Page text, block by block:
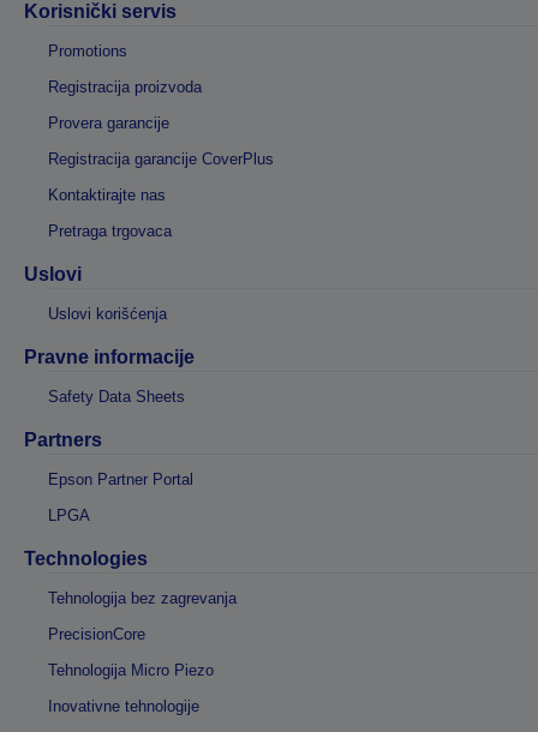
Korisnički servis
Promotions
Registracija proizvoda
Provera garancije
Registracija garancije CoverPlus
Kontaktirajte nas
Pretraga trgovaca
Uslovi
Uslovi korišćenja
Pravne informacije
Safety Data Sheets
Partners
Epson Partner Portal
LPGA
Technologies
Tehnologija bez zagrevanja
PrecisionCore
Tehnologija Micro Piezo
Inovativne tehnologije